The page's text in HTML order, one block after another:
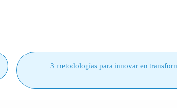
3 metodologías para innovar en